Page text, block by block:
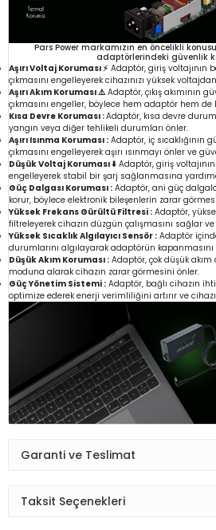
Pars Power markamızın en öncelikli
adaptörlerindeki güvenlik
Aşırı Voltaj Koruması ⚡ Adaptör, giriş voltajının
çıkmasını engelleyerek cihazınızı yüksek
Aşırı Akım Koruması ⚠️Adaptör, çıkış akımının
çıkmasını engeller, böylece hem adaptör hem
Kısa Devre Koruması :Adaptör, kısa devre
yangın veya diğer tehlikeli durumları önler.
Aşırı Isınma Koruması : Adaptör, iç sıcaklığının
çıkmasını engelleyerek aşırı ısınmayı önler ve
Düşük Voltaj Koruması ⬇️ Adaptör, giriş
engelleyerek stabil bir şarj sağlanmasına
Güç Dalgası Koruması : Adaptör, ani güç
korur, böylece elektronik bileşenlerin zarar
Yüksek Frekans Gürültü Filtresi : Adaptör,
filtreleyerek cihazın düzgün çalışmasını sağlar
Yüksek Sıcaklık Algılayıcı Sensör : Adaptör
durumlarını algılayarak adaptörün
Düşük Akım Koruması : Adaptör, çok düşük
moduna alarak cihazın zarar görmesini önler.
Güç Yönetim Sistemi : Adaptör, bağlı cihazın
optimize ederek enerji verimliliğini artırır ve
Garanti ve Teslimat
Taksit Seçenekleri